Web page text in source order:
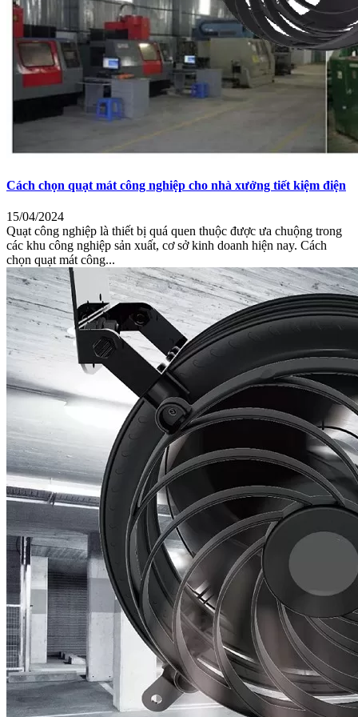
Vận hành êm, phù hợp không gian cao cấp:Độ ồn thấp
dưới 40dB, đảm bảo không ảnh hưởng đến trải nghiệm khách
hàng tại nhà hàng, khách sạn.
An toàn nhiều lớp:Hệ thống treo, dây cáp và cơ cấu khóa
được thiết kế theo tiêu chuẩn an toàn, đảm bảo vận hành ổn
định trong thời gian dài.
Quạt trần công suất lớn 7.3m tiết kiệm chi phí tiền điện
Ứng dụng của quạt trần công nghiệp
HVLS 7m3
Quạt trần công nghiệp 7m3 được ứng dụng đa dạng trong nhiều lĩnh
vực nhờ khả năng làm mát diện rộng và vận hành ổn định. Các ứng
Cách chọn quạt mát công nghiệp cho nhà xưởng tiết kiệm điện
15/04/2024
Quạt công nghiệp là thiết bị quá quen thuộc được ưa chuộng trong
các khu công nghiệp sản xuất, cơ sở kinh doanh hiện nay. Cách
chọn quạt mát công...